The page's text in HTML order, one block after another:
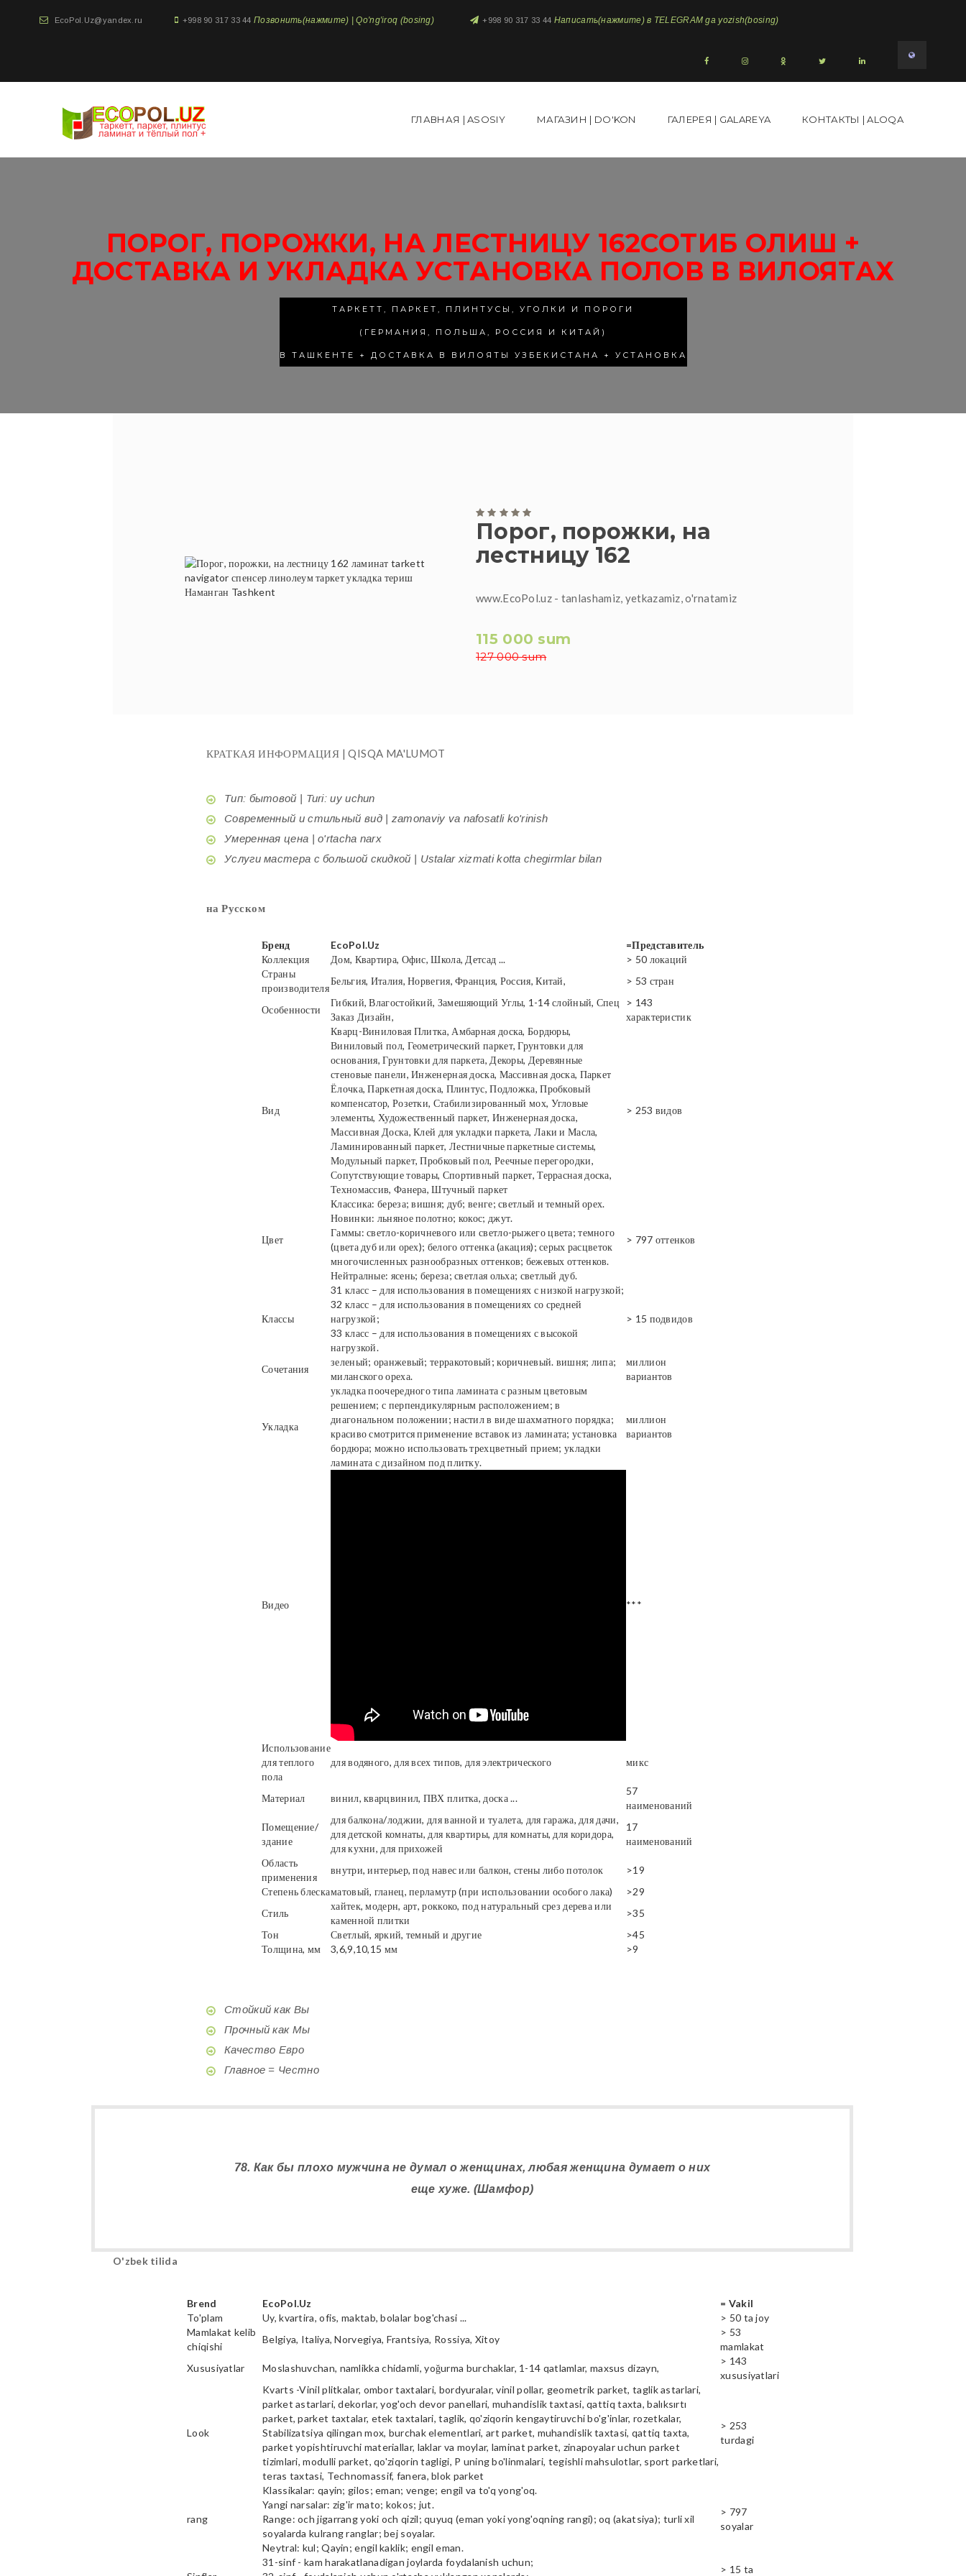
EcoPol.Uz@yandex.ru +998 90 317 33 44 Позвонить(нажмите) | Qo'ng'iroq (bosing) +998 90 317 33 44 Написать(нажмите) в TELEGRAM ga yozish(bosing)
ГЛАВНАЯ | ASOSIY МАГАЗИН | DO'KON ГАЛЕРЕЯ | GALAREYA КОНТАКТЫ | ALOQA
ПОРОГ, ПОРОЖКИ, НА ЛЕСТНИЦУ 162СОТИБ ОЛИШ +
ДОСТАВКА И УКЛАДКА УСТАНОВКА ПОЛОВ В ВИЛОЯТАХ
ТАРКЕТТ, ПАРКЕТ, ПЛИНТУСЫ, УГОЛКИ И ПОРОГИ
(ГЕРМАНИЯ, ПОЛЬША, РОССИЯ И КИТАЙ)
В ТАШКЕНТЕ + ДОСТАВКА В ВИЛОЯТЫ УЗБЕКИСТАНА + УСТАНОВКА
Порог, порожки, на
лестницу 162
www.EcoPol.uz - tanlashamiz, yetkazamiz, o'rnatamiz
115 000 sum
127 000 sum
КРАТКАЯ ИНФОРМАЦИЯ | QISQA MA'LUMOT
Тип: бытовой | Turi: uy uchun
Современный и стильный вид | zamonaviy va nafosatli ko'rinish
Умеренная цена | o'rtacha narx
Услуги мастера с большой скидкой | Ustalar xizmati kotta chegirmlar bilan
на Русском
Бренд EcoPol.Uz
=Представитель
Коллекция
Дом, Квартира, Офис, Школа, Детсад ...
> 50 локаций
Страны
производителя
Бельгия, Италия, Норвегия, Франция, Россия, Китай, > 53 стран
Особенности
Гибкий, Влагостойкий, Замешяющий Углы, 1-14 слойный, Спец
Заказ Дизайн,
> 143
характеристик
Вид
Кварц-Виниловая Плитка, Амбарная доска, Бордюры,
Виниловый пол, Геометрический паркет, Грунтовки для
основания, Грунтовки для паркета, Декоры, Деревянные
стеновые панели, Инженерная доска, Массивная доска, Паркет
Ёлочка, Паркетная доска, Плинтус, Подложка, Пробковый
компенсатор, Розетки, Стабилизированный мох, Угловые
элементы, Художественный паркет, Инженерная доска,
Массивная Доска, Клей для укладки паркета, Лаки и Масла,
Ламинированный паркет, Лестничные паркетные системы,
Модульный паркет, Пробковый пол, Реечные перегородки,
Сопутствующие товары, Спортивный паркет, Террасная доска,
Техномассив, Фанера, Штучный паркет
> 253 видов
Цвет
Классика: береза; вишня; дуб; венге; светлый и темный орех.
Новинки: льняное полотно; кокос; джут.
Гаммы: светло-коричневого или светло-рыжего цвета; темного
(цвета дуб или орех); белого оттенка (акация); серых расцветок
многочисленных разнообразных оттенков; бежевых оттенков.
Нейтралные: ясень; береза; светлая ольха; светлый дуб.
> 797 оттенков
Классы
31 класс – для использования в помещениях с низкой нагрузкой;
32 класс – для использования в помещениях со средней
нагрузкой;
33 класс – для использования в помещениях с высокой
нагрузкой.
> 15 подвидов
Сочетания
зеленый; оранжевый; терракотовый; коричневый. вишня; липа;
миланского ореха.
миллион
вариантов
Укладка
укладка поочередного типа ламината с разным цветовым
решением; с перпендикулярным расположением; в
диагональном положении; настил в виде шахматного порядка;
красиво смотрится применение вставок из ламината; установка
бордюра; можно использовать трехцветный прием; укладки
ламината с дизайном под плитку.
миллион
вариантов
Видео ***
Использование
для теплого
пола
для водяного, для всех типов, для электрического микс
Материал винил, кварцвинил, ПВХ плитка, доска ...
57
наименований
Помещение/
здание
для балкона/лоджии, для ванной и туалета, для гаража, для дачи,
для детской комнаты, для квартиры, для комнаты, для коридора,
для кухни, для прихожей
17
наименований
Область
применения
внутри, интерьер, под навес или балкон, стены либо потолок
>19
Степень блескаматовый, гланец, перламутр (при использовании особого лака)
>29
Стиль
хайтек, модерн, арт, роккоко, под натуральный срез дерева или
каменной плитки
>35
Тон
Светлый, яркий, темный и другие
>45
Толщина, мм
3,6,9,10,15 мм >9
Стойкий как Вы
Прочный как Мы
Качество Евро
Главное = Честно
78. Как бы плохо мужчина не думал о женщинах, любая женщина думает о них
еще хуже. (Шамфор)
O'zbek tilida
Brend EcoPol.Uz
= Vakil
To'plam
Uy, kvartira, ofis, maktab, bolalar bog'chasi ...
> 50 ta joy
Mamlakat kelib
chiqishi
Belgiya, Italiya, Norvegiya, Frantsiya, Rossiya, Xitoy
> 53
mamlakat
Xususiyatlar
Moslashuvchan, namlikka chidamli, yoğurma burchaklar, 1-14 qatlamlar, maxsus dizayn,
> 143
xususiyatlari
Look
Kvarts -Vinil plitkalar, ombor taxtalari, bordyuralar, vinil pollar, geometrik parket, taglik astarlari,
parket astarlari, dekorlar, yog'och devor panellari, muhandislik taxtasi, qattiq taxta, balıksırtı
parket, parket taxtalar, etek taxtalari, taglik, qo'ziqorin kengaytiruvchi bo'g'inlar, rozetkalar,
Stabilizatsiya qilingan mox, burchak elementlari, art parket, muhandislik taxtasi, qattiq taxta,
parket yopishtiruvchi materiallar, laklar va moylar, laminat parket, zinapoyalar uchun parket
tizimlari, modulli parket, qo'ziqorin tagligi, P uning bo'linmalari, tegishli mahsulotlar, sport parketlari,
teras taxtasi, Technomassif, fanera, blok parket
> 253
turdagi
rang
Klassikalar: qayin; gilos; eman; venge; engil va to'q yong'oq.
Yangi narsalar: zig'ir mato; kokos; jut.
Range: och jigarrang yoki och qizil; quyuq (eman yoki yong'oqning rangi); oq (akatsiya); turli xil
soyalarda kulrang ranglar; bej soyalar.
Neytral: kul; Qayin; engil kaklik; engil eman.
> 797
soyalar
31-sinf - kam harakatlanadigan joylarda foydalanish uchun;
> 15 ta